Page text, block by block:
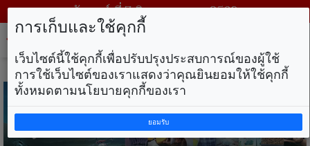
วันศุกร์ ที่ 7 สิงหาคม พ.ศ. 2569
การเก็บและใช้คุกกี้
เว็บไซต์นี้ใช้คุกกี้เพื่อปรับปรุงประสบการณ์ของผู้ใช้
การใช้เว็บไซต์ของเราแสดงว่าคุณยินยอมให้ใช้คุกกี้
ทั้งหมดตามนโยบายคุกกี้ของเรา
ยอมรับ